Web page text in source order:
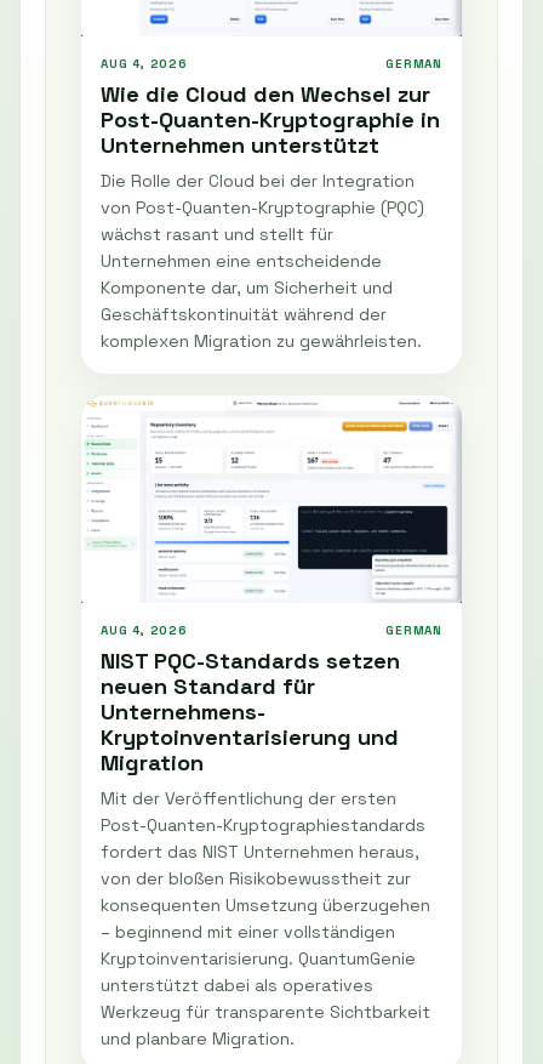
AUG 4, 2026 GERMAN
Wie die Cloud den Wechsel zur
Post-Quanten-Kryptographie in
Unternehmen unterstützt
Die Rolle der Cloud bei der Integration
von Post-Quanten-Kryptographie (PQC)
wächst rasant und stellt für
Unternehmen eine entscheidende
Komponente dar, um Sicherheit und
Geschäftskontinuität während der
komplexen Migration zu gewährleisten.
AUG 4, 2026 GERMAN
NIST PQC-Standards setzen
neuen Standard für
Unternehmens-
Kryptoinventarisierung und
Migration
Mit der Veröffentlichung der ersten
Post-Quanten-Kryptographiestandards
fordert das NIST Unternehmen heraus,
von der bloßen Risikobewusstheit zur
konsequenten Umsetzung überzugehen
– beginnend mit einer vollständigen
Kryptoinventarisierung. QuantumGenie
unterstützt dabei als operatives
Werkzeug für transparente Sichtbarkeit
und planbare Migration.